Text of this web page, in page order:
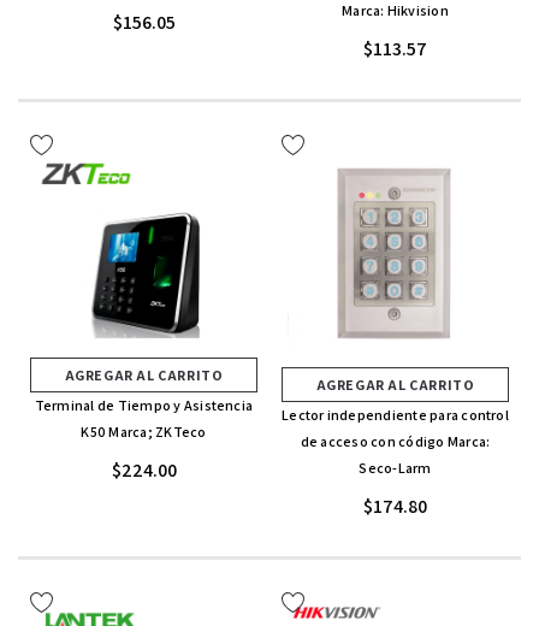
$156.05
Marca: Hikvision
$113.57
AGREGAR AL CARRITO
Terminal de Tiempo y Asistencia
K50 Marca; ZKTeco
$224.00
AGREGAR AL CARRITO
Lector independiente para control
de acceso con código Marca:
Seco-Larm
$174.80